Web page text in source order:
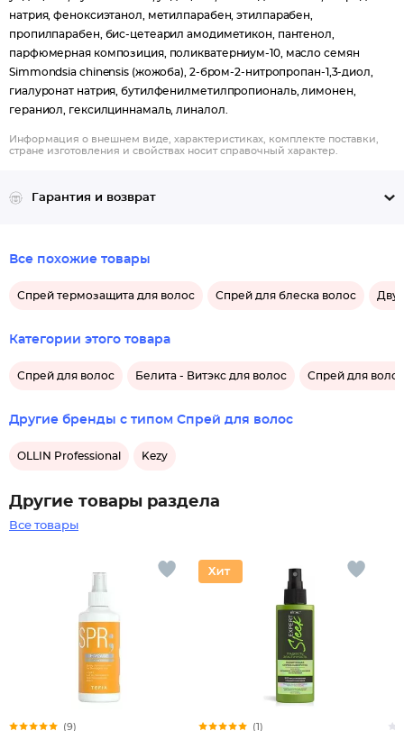
натрия, феноксиэтанол, метилпарабен, этилпарабен,
пропилпарабен, бис-цетеарил амодиметикон, пантенол,
парфюмерная композиция, поликватерниум-10, масло семян
Simmondsia chinensis (жожоба), 2-бром-2-нитропропан-1,3-диол,
гиалуронат натрия, бутилфенилметилпропиональ, лимонен,
гераниол, гексилциннамаль, линалол.
Информация о внешнем виде, характеристиках, комплекте поставки,
стране изготовления и свойствах носит справочный характер.
Гарантия и возврат
Все похожие товары
Спрей термозащита для волос Спрей для блеска волос
Категории этого товара
Спрей для волос Белита - Витэкс для волос Спрей для
Другие бренды с типом Спрей для волос
OLLIN Professional Kezy
Другие товары раздела
Все товары
(9) (1)